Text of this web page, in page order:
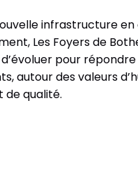
infrastructure en
Les Foyers de
pour répondre
autour des valeurs
de qualité.